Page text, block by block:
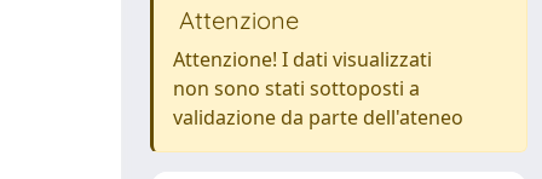
Attenzione
Attenzione! I dati visualizzati
non sono stati sottoposti a
validazione da parte dell'ateneo